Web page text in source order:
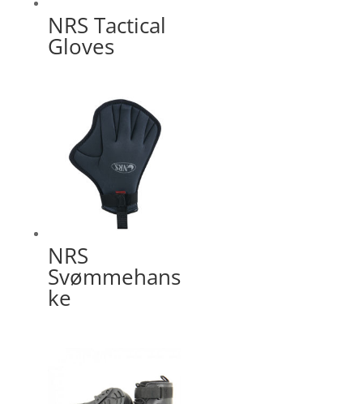
NRS Tactical
Gloves
NRS
Svømmehans
ke